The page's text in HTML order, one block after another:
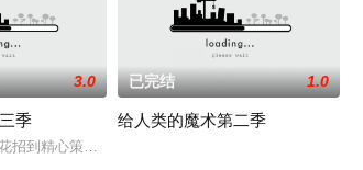
3.0
季
招到精心策划的巧妙戏法，贾斯汀·威尔曼将善意的魔
已完结 1.0
给人类的魔术第二季